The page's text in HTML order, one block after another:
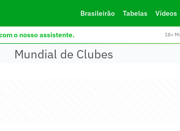
Brasileirão Tabelas Vídeos
o nosso assistente. 18+
Mundial de Clubes